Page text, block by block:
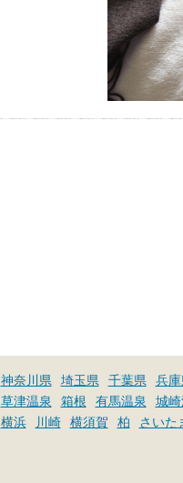
神奈川県 埼玉県 千葉県 兵庫
草津温泉 箱根 有馬温泉 城崎
横浜 川崎 横須賀 柏 さいた